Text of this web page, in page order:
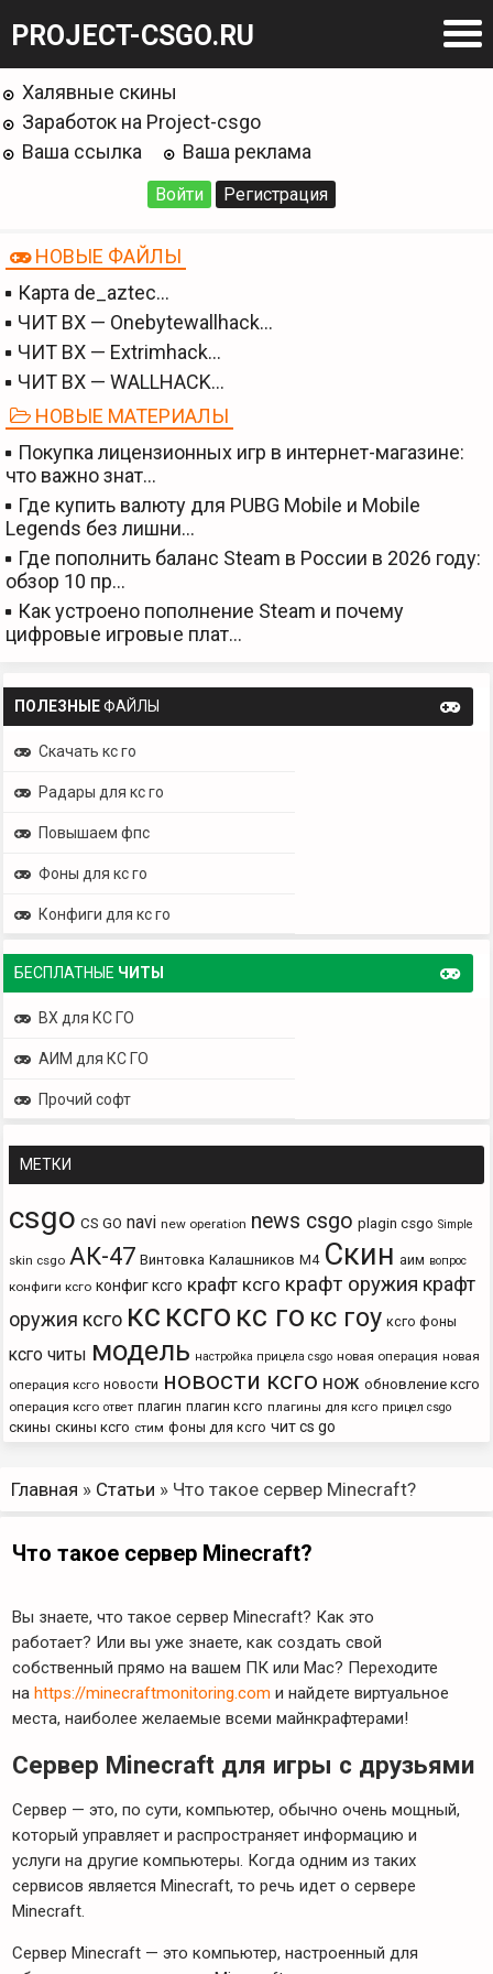
PROJECT-CSGO.RU
Халявные скины
Заработок на Project-csgo
Ваша ссылка
Ваша реклама
Войти Регистрация
НОВЫЕ ФАЙЛЫ
Карта de_aztec…
ЧИТ BX — Onebytewallhack…
ЧИТ BX — Extrimhack…
ЧИТ BX — WALLHACK…
НОВЫЕ МАТЕРИАЛЫ
Покупка лицензионных игр в интернет-магазине:
что важно знат…
Где купить валюту для PUBG Mobile и Mobile
Legends без лишни…
Где пополнить баланс Steam в России в 2026 году:
обзор 10 пр…
Как устроено пополнение Steam и почему
цифровые игровые плат…
ПОЛЕЗНЫЕФАЙЛЫ
Скачать кс го
Радары для кс го
Повышаем фпс
Фоны для кс го
Конфиги для кс го
БЕСПЛАТНЫЕ ЧИТЫ
ВХ для КС ГО
АИМ для КС ГО
Прочий софт
МЕТКИ
csgo CS GO navi new operation news csgo plagin csgo Simple
skin csgo АК-47 Винтовка Калашников М4 Скин аим вопрос
конфиги ксго конфиг ксго крафт ксго крафт оружия крафт
оружия ксго кс ксго кс го кс гоу ксго фоны
ксго читы модель настройка прицела csgo новая операция новая
операция ксго новости новости ксго нож обновление ксго
операция ксго ответ плагин плагин ксго плагины для ксго прицел csgo
скины скины ксго стим фоны для ксго чит cs go
Главная » Статьи » Что такое сервер Minecraft?
Что такое сервер Minecraft?
Вы знаете, что такое сервер Minecraft? Как это
работает? Или вы уже знаете, как создать свой
собственный прямо на вашем ПК или Mac? Переходите
на https://minecraftmonitoring.com и найдете виртуальное
места, наиболее желаемые всеми майнкрафтерами!
Сервер Minecraft для игры с друзьями
Сервер — это, по сути, компьютер, обычно очень мощный,
который управляет и распространяет информацию и
услуги на другие компьютеры. Когда одним из таких
сервисов является Minecraft, то речь идет о сервере
Minecraft.
Сервер Minecraft — это компьютер, настроенный для